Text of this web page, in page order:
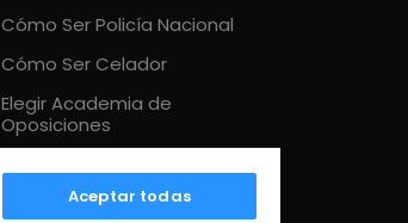
Cómo Ser Policía Nacional
Cómo Ser Celador
Elegir Academia de
Oposiciones
Mejor Academia Oposiciones
Aceptar todas